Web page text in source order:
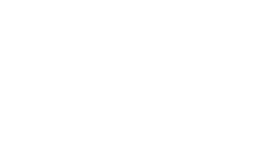
Druckers oder Kopierers?
der Ferne nur schwer einschätzen, da sie von
Ihres Druckers oder Kopierers ist
können wir Ihnen eine Kostenschätzung
Service bieten wir eine Pauschale für den
für die Fehlersuche abdeckt. Diese Pauschale